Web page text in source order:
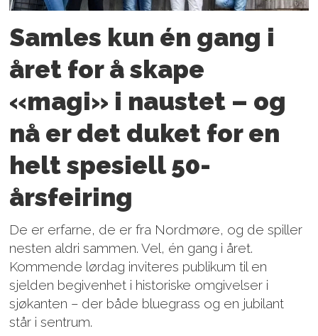
Samles kun én gang i
året for å skape
«magi» i naustet – og
nå er det duket for en
helt spesiell 50-
årsfeiring
De er erfarne, de er fra Nordmøre, og de spiller
nesten aldri sammen. Vel, én gang i året.
Kommende lørdag inviteres publikum til en
sjelden begivenhet i historiske omgivelser i
sjøkanten – der både bluegrass og en jubilant
står i sentrum.